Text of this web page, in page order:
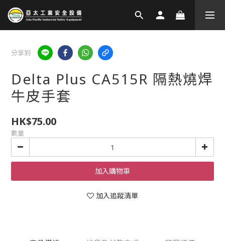
分享到
Delta Plus CA515R 隔熱燒焊
牛皮手套
HK$75.00
數量
加入購物車
加入追蹤清單